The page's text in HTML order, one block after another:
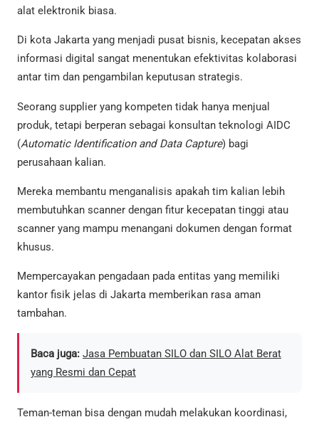
alat elektronik biasa.
Di kota Jakarta yang menjadi pusat bisnis, kecepatan akses
informasi digital sangat menentukan efektivitas kolaborasi
antar tim dan pengambilan keputusan strategis.
Seorang supplier yang kompeten tidak hanya menjual
produk, tetapi berperan sebagai konsultan teknologi AIDC
(Automatic Identification and Data Capture) bagi
perusahaan kalian.
Mereka membantu menganalisis apakah tim kalian lebih
membutuhkan scanner dengan fitur kecepatan tinggi atau
scanner yang mampu menangani dokumen dengan format
khusus.
Mempercayakan pengadaan pada entitas yang memiliki
kantor fisik jelas di Jakarta memberikan rasa aman
tambahan.
Baca juga: Jasa Pembuatan SILO dan SILO Alat Berat
yang Resmi dan Cepat
Teman-teman bisa dengan mudah melakukan koordinasi,